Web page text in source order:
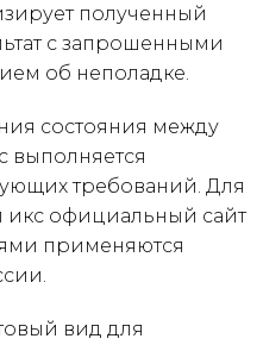
полученный
с запрошенными
об неполадке.
состояния между
выполняется
требований. Для
икс официальный сайт
применяются
вид для